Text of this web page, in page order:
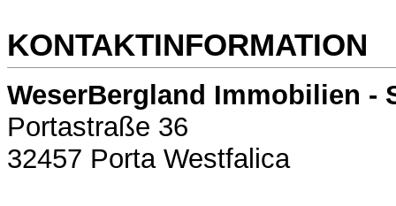
KONTAKTINFORMATION
WeserBergland Immobilien -
Portastraße 36
32457 Porta Westfalica